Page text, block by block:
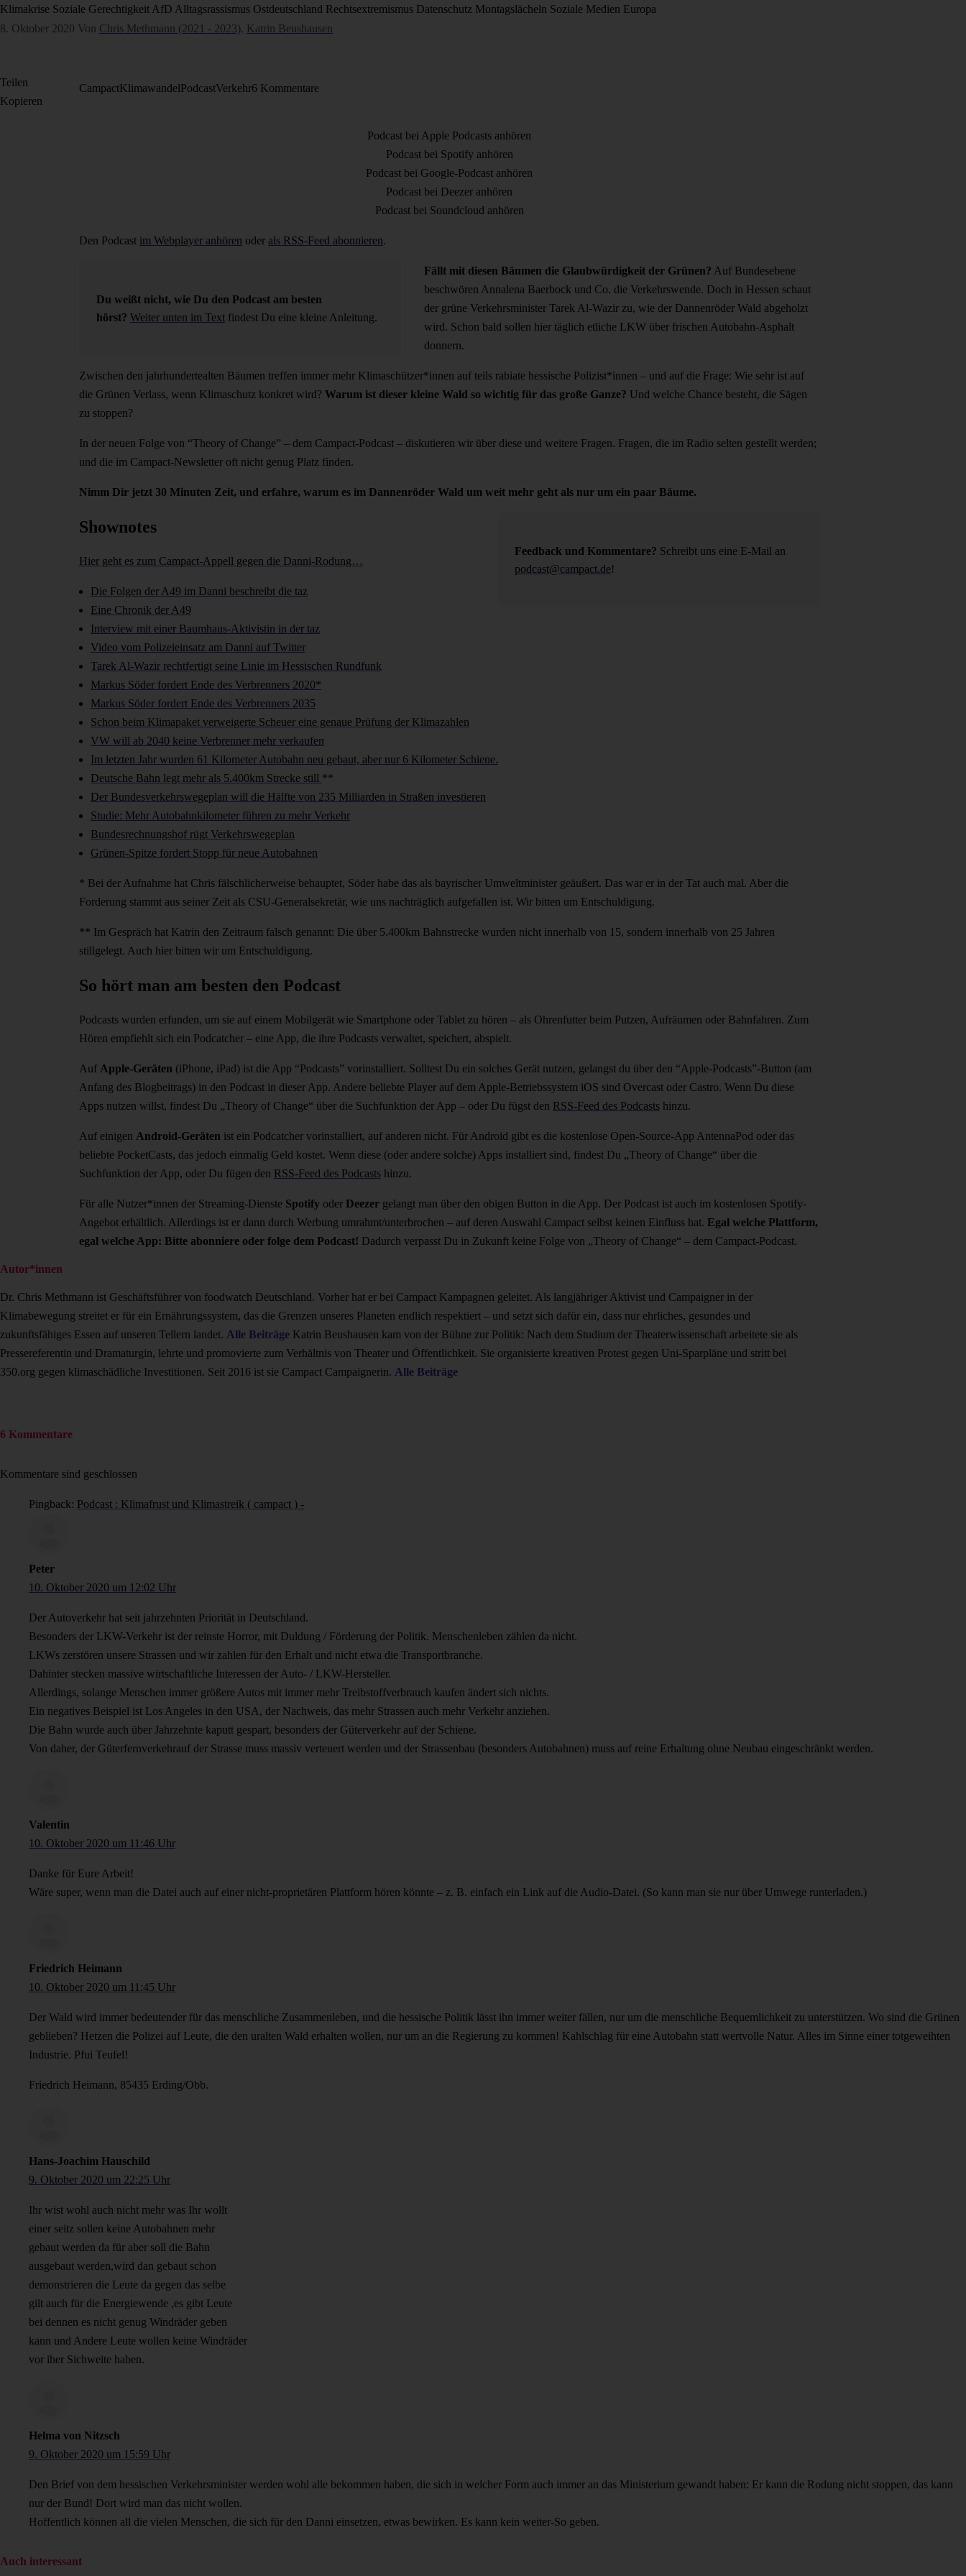
Klimakrise Soziale Gerechtigkeit AfD Alltagsrassismus Ostdeutschland Rechtsextremismus Datenschutz Montagslächeln Soziale Medien Europa
8. Oktober 2020 Von Chris Methmann (2021 - 2023), Katrin Beushausen
CampactKlimawandelPodcastVerkehr6 Kommentare
Podcast bei Apple Podcasts anhören
Podcast bei Spotify anhören
Podcast bei Google-Podcast anhören
Podcast bei Deezer anhören
Podcast bei Soundcloud anhören
Den Podcast im Webplayer anhören oder als RSS-Feed abonnieren.
Du weißt nicht, wie Du den Podcast am besten
hörst? Weiter unten im Text findest Du eine kleine Anleitung.
Fällt mit diesen Bäumen die Glaubwürdigkeit der Grünen? Auf Bundesebene
beschwören Annalena Baerbock und Co. die Verkehrswende. Doch in Hessen schaut
der grüne Verkehrsminister Tarek Al-Wazir zu, wie der Dannenröder Wald abgeholzt
wird. Schon bald sollen hier täglich etliche LKW über frischen Autobahn-Asphalt
donnern.
Zwischen den jahrhundertealten Bäumen treffen immer mehr Klimaschützer*innen auf teils rabiate hessische Polizist*innen – und auf die Frage: Wie sehr ist auf
die Grünen Verlass, wenn Klimaschutz konkret wird? Warum ist dieser kleine Wald so wichtig für das große Ganze? Und welche Chance besteht, die Sägen
zu stoppen?
In der neuen Folge von “Theory of Change” – dem Campact-Podcast – diskutieren wir über diese und weitere Fragen. Fragen, die im Radio selten gestellt werden;
und die im Campact-Newsletter oft nicht genug Platz finden.
Nimm Dir jetzt 30 Minuten Zeit, und erfahre, warum es im Dannenröder Wald um weit mehr geht als nur um ein paar Bäume.
Feedback und Kommentare? Schreibt uns eine E-Mail an
podcast@campact.de!
Shownotes
Hier geht es zum Campact-Appell gegen die Danni-Rodung…
Die Folgen der A49 im Danni beschreibt die taz
Eine Chronik der A49
Interview mit einer Baumhaus-Aktivistin in der taz
Video vom Polizeieinsatz am Danni auf Twitter
Tarek Al-Wazir rechtfertigt seine Linie im Hessischen Rundfunk
Markus Söder fordert Ende des Verbrenners 2020*
Markus Söder fordert Ende des Verbrenners 2035
Schon beim Klimapaket verweigerte Scheuer eine genaue Prüfung der Klimazahlen
VW will ab 2040 keine Verbrenner mehr verkaufen
Im letzten Jahr wurden 61 Kilometer Autobahn neu gebaut, aber nur 6 Kilometer Schiene.
Deutsche Bahn legt mehr als 5.400km Strecke still **
Der Bundesverkehrswegeplan will die Hälfte von 235 Milliarden in Straßen investieren
Studie: Mehr Autobahnkilometer führen zu mehr Verkehr
Bundesrechnungshof rügt Verkehrswegeplan
Grünen-Spitze fordert Stopp für neue Autobahnen
* Bei der Aufnahme hat Chris fälschlicherweise behauptet, Söder habe das als bayrischer Umweltminister geäußert. Das war er in der Tat auch mal. Aber die
Forderung stammt aus seiner Zeit als CSU-Generalsekretär, wie uns nachträglich aufgefallen ist. Wir bitten um Entschuldigung.
** Im Gespräch hat Katrin den Zeitraum falsch genannt: Die über 5.400km Bahnstrecke wurden nicht innerhalb von 15, sondern innerhalb von 25 Jahren
stillgelegt. Auch hier bitten wir um Entschuldigung.
So hört man am besten den Podcast
Podcasts wurden erfunden, um sie auf einem Mobilgerät wie Smartphone oder Tablet zu hören – als Ohrenfutter beim Putzen, Aufräumen oder Bahnfahren. Zum
Hören empfiehlt sich ein Podcatcher – eine App, die ihre Podcasts verwaltet, speichert, abspielt.
Auf Apple-Geräten (iPhone, iPad) ist die App “Podcasts” vorinstalliert. Solltest Du ein solches Gerät nutzen, gelangst du über den “Apple-Podcasts”-Button (am
Anfang des Blogbeitrags) in den Podcast in dieser App. Andere beliebte Player auf dem Apple-Betriebssystem iOS sind Overcast oder Castro. Wenn Du diese
Apps nutzen willst, findest Du „Theory of Change“ über die Suchfunktion der App – oder Du fügst den RSS-Feed des Podcasts hinzu.
Auf einigen Android-Geräten ist ein Podcatcher vorinstalliert, auf anderen nicht. Für Android gibt es die kostenlose Open-Source-App AntennaPod oder das
beliebte PocketCasts, das jedoch einmalig Geld kostet. Wenn diese (oder andere solche) Apps installiert sind, findest Du „Theory of Change“ über die
Suchfunktion der App, oder Du fügen den RSS-Feed des Podcasts hinzu.
Für alle Nutzer*innen der Streaming-Dienste Spotify oder Deezer gelangt man über den obigen Button in die App. Der Podcast ist auch im kostenlosen Spotify-
Angebot erhältlich. Allerdings ist er dann durch Werbung umrahmt/unterbrochen – auf deren Auswahl Campact selbst keinen Einfluss hat. Egal welche Plattform,
egal welche App: Bitte abonniere oder folge dem Podcast! Dadurch verpasst Du in Zukunft keine Folge von „Theory of Change“ – dem Campact-Podcast.
Teilen
Kopieren
Autor*innen
Dr. Chris Methmann ist Geschäftsführer von foodwatch Deutschland. Vorher hat er bei Campact Kampagnen geleitet. Als langjähriger Aktivist und Campaigner in der
Klimabewegung streitet er für ein Ernährungssystem, das die Grenzen unseres Planeten endlich respektiert – und setzt sich dafür ein, dass nur ehrliches, gesundes und
zukunftsfähiges Essen auf unseren Tellern landet. Alle Beiträge Katrin Beushausen kam von der Bühne zur Politik: Nach dem Studium der Theaterwissenschaft arbeitete sie als
Pressereferentin und Dramaturgin, lehrte und promovierte zum Verhältnis von Theater und Öffentlichkeit. Sie organisierte kreativen Protest gegen Uni-Sparpläne und stritt bei
350.org gegen klimaschädliche Investitionen. Seit 2016 ist sie Campact Campaignerin. Alle Beiträge
6 Kommentare
Kommentare sind geschlossen
Pingback: Podcast : Klimafrust und Klimastreik ( campact ) -
Peter
10. Oktober 2020 um 12:02 Uhr
Der Autoverkehr hat seit jahrzehnten Priorität in Deutschland.
Besonders der LKW-Verkehr ist der reinste Horror, mit Duldung / Förderung der Politik. Menschenleben zählen da nicht.
LKWs zerstören unsere Strassen und wir zahlen für den Erhalt und nicht etwa die Transportbranche.
Dahinter stecken massive wirtschaftliche Interessen der Auto- / LKW-Hersteller.
Allerdings, solange Menschen immer größere Autos mit immer mehr Treibstoffverbrauch kaufen ändert sich nichts.
Ein negatives Beispiel ist Los Angeles in den USA, der Nachweis, das mehr Strassen auch mehr Verkehr anziehen.
Die Bahn wurde auch über Jahrzehnte kaputt gespart, besonders der Güterverkehr auf der Schiene.
Von daher, der Güterfernverkehrauf der Strasse muss massiv verteuert werden und der Strassenbau (besonders Autobahnen) muss auf reine Erhaltung ohne Neubau eingeschränkt werden.
Valentin
10. Oktober 2020 um 11:46 Uhr
Danke für Eure Arbeit!
Wäre super, wenn man die Datei auch auf einer nicht-proprietären Plattform hören könnte – z. B. einfach ein Link auf die Audio-Datei. (So kann man sie nur über Umwege runterladen.)
Friedrich Heimann
10. Oktober 2020 um 11:45 Uhr
Der Wald wird immer bedeutender für das menschliche Zusammenleben, und die hessische Politik lässt ihn immer weiter fällen, nur um die menschliche Bequemlichkeit zu unterstützen. Wo sind die Grünen
geblieben? Hetzen die Polizei auf Leute, die den uralten Wald erhalten wollen, nur um an die Regierung zu kommen! Kahlschlag für eine Autobahn statt wertvolle Natur. Alles im Sinne einer totgeweihten
Industrie. Pfui Teufel!
Friedrich Heimann, 85435 Erding/Obb.
Hans-Joachim Hauschild
9. Oktober 2020 um 22:25 Uhr
Ihr wist wohl auch nicht mehr was Ihr wollt
einer seitz sollen keine Autobahnen mehr
gebaut werden da für aber soll die Bahn
ausgebaut werden,wird dan gebaut schon
demonstrieren die Leute da gegen das selbe
gilt auch für die Energiewende ,es gibt Leute
bei dennen es nicht genug Windräder geben
kann und Andere Leute wollen keine Windräder
vor iher Sichweite haben.
Helma von Nitzsch
9. Oktober 2020 um 15:59 Uhr
Den Brief von dem hessischen Verkehrsminister werden wohl alle bekommen haben, die sich in welcher Form auch immer an das Ministerium gewandt haben: Er kann die Rodung nicht stoppen, das kann
nur der Bund! Dort wird man das nicht wollen.
Hoffentlich können all die vielen Menschen, die sich für den Danni einsetzen, etwas bewirken. Es kann kein weiter-So geben.
Auch interessant